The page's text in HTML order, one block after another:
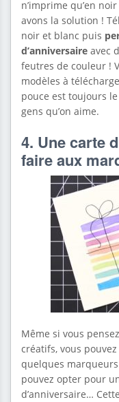
n’imprime qu’en
avons la solution !
noir et blanc puis
d’anniversaire avec
feutres de couleur !
modèles à
pouce est toujours
gens qu’on aime.
4. Une carte
faire aux
Même si vous
créatifs, vous pouvez
quelques
pouvez opter pour
d’anniversaire…